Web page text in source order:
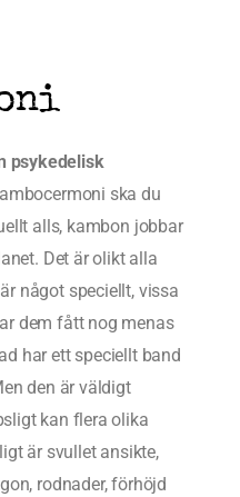
psykedelisk
ska du
alls, kambon jobbar
Det är olikt alla
något speciellt, vissa
dem fått nog menas
har ett speciellt band
den är väldigt
kan flera olika
är svullet ansikte,
rodnader, förhöjd